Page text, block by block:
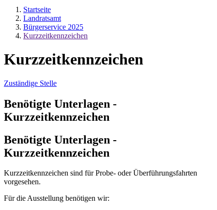
Startseite
Landratsamt
Bürgerservice 2025
Kurzzeitkennzeichen
Kurzzeitkennzeichen
Zuständige Stelle
Benötigte Unterlagen -
Kurzzeitkennzeichen
Benötigte Unterlagen -
Kurzzeitkennzeichen
Kurzzeitkennzeichen sind für Probe- oder Überführungsfahrten
vorgesehen.
Für die Ausstellung benötigen wir: